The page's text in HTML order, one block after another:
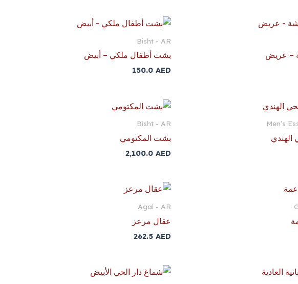
– عريض
Bisht - AR
بشت أطفال ملكي – أبيض
150.0AED
Men’s
الهندي
Bisht - AR
بشت المكتومي
2,100.0AED
Agal - AR
عقال مرعز
262.5AED